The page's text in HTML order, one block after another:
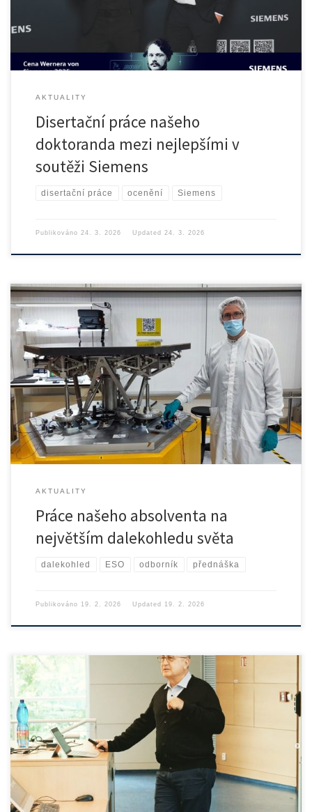
AKTUALITY
Disertační práce našeho
doktoranda mezi nejlepšími v
soutěži Siemens
disertační práce ocenění Siemens
Publikováno 24. 3. 2026 Updated 24. 3. 2026
Na půdu našeho Ústavu přístrojové a řídicí techniky na FS […]
AKTUALITY
Práce našeho absolventa na
největším dalekohledu světa
dalekohled ESO odborník přednáška
Publikováno 19. 2. 2026 Updated 19. 2. 2026
Na Fakultu strojní ČVUT zavítal významný host – Prof. Dr. […]